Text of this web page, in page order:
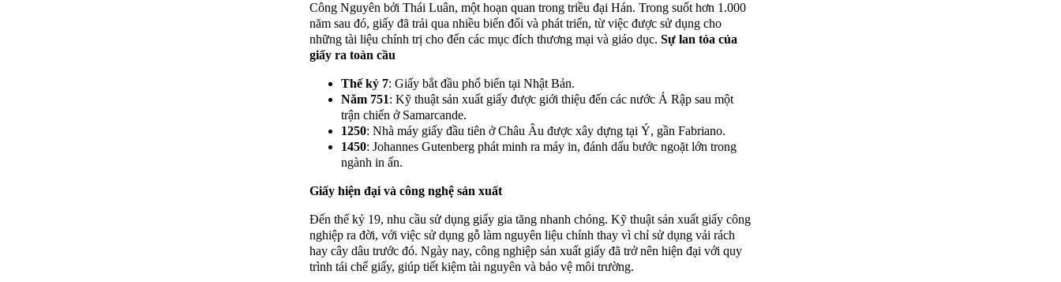
Công Nguyên bởi Thái Luân, một hoạn quan trong triều đại Hán. Trong suốt hơn 1.000
năm sau đó, giấy đã trải qua nhiều biến đổi và phát triển, từ việc được sử dụng cho
những tài liệu chính trị cho đến các mục đích thương mại và giáo dục. Sự lan tỏa của
giấy ra toàn cầu
Thế kỷ 7: Giấy bắt đầu phổ biến tại Nhật Bản.
Năm 751: Kỹ thuật sản xuất giấy được giới thiệu đến các nước Ả Rập sau một
trận chiến ở Samarcande.
1250: Nhà máy giấy đầu tiên ở Châu Âu được xây dựng tại Ý, gần Fabriano.
1450: Johannes Gutenberg phát minh ra máy in, đánh dấu bước ngoặt lớn trong
ngành in ấn.
Giấy hiện đại và công nghệ sản xuất
Đến thế kỷ 19, nhu cầu sử dụng giấy gia tăng nhanh chóng. Kỹ thuật sản xuất giấy công
nghiệp ra đời, với việc sử dụng gỗ làm nguyên liệu chính thay vì chỉ sử dụng vải rách
hay cây dâu trước đó. Ngày nay, công nghiệp sản xuất giấy đã trở nên hiện đại với quy
trình tái chế giấy, giúp tiết kiệm tài nguyên và bảo vệ môi trường.